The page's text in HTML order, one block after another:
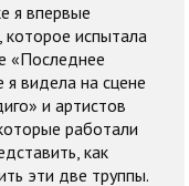
я впервые
которое испытала
«Последнее
я видела на сцене
и артистов
работали
как
эти две труппы.